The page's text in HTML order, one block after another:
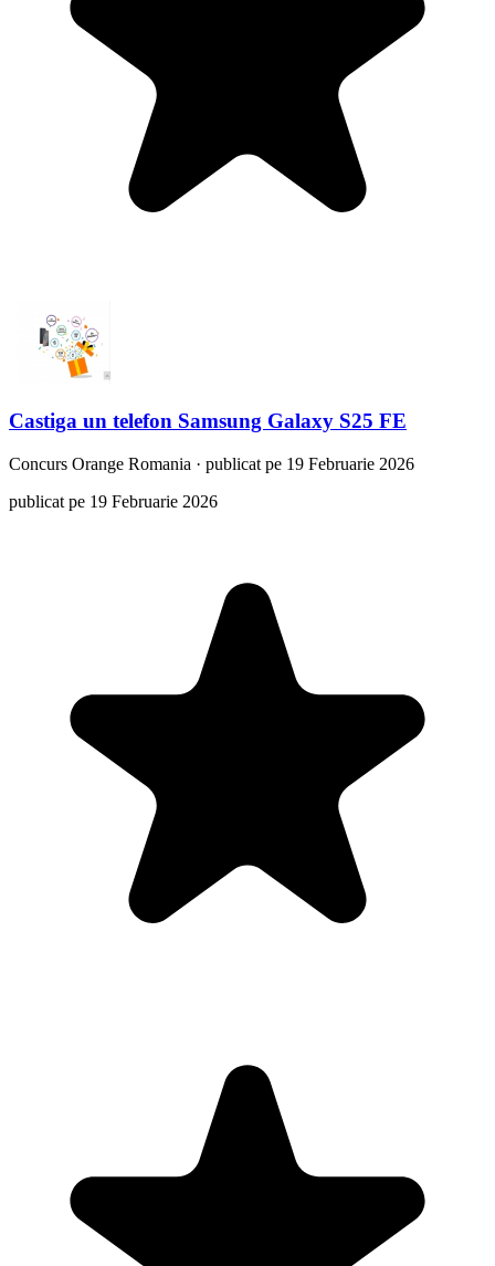
Castiga un telefon Samsung Galaxy S25 FE
Concurs Orange Romania · publicat pe 19 Februarie 2026
publicat pe 19 Februarie 2026